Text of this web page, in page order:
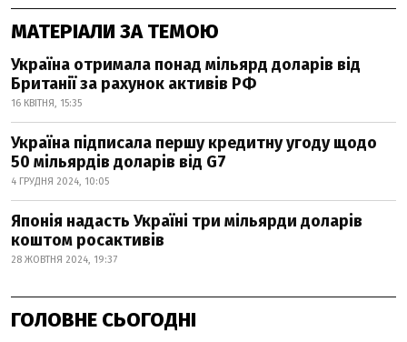
МАТЕРІАЛИ ЗА ТЕМОЮ
Україна отримала понад мільярд доларів від
Британії за рахунок активів РФ
16 КВІТНЯ, 15:35
Україна підписала першу кредитну угоду щодо
50 мільярдів доларів від G7
4 ГРУДНЯ 2024, 10:05
Японія надасть Україні три мільярди доларів
коштом росактивів
28 ЖОВТНЯ 2024, 19:37
ГОЛОВНЕ СЬОГОДНІ